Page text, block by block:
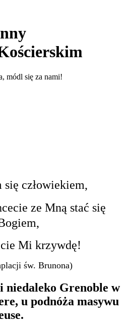
módl się za nami!
się człowiekiem,
ze Mną stać się
Mi krzywdę!
św. Brunona)
niedaleko Grenoble w
u podnóża masywu